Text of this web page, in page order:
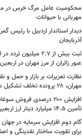
محکومیت عامل مرگ خرس در
مهربانی با حیوانات
دیدار استاندار اردبیل با رئیس
آذربایجان
عبور زائران از مرز مهران در اربعین
نظارت تعزیرات بر بازار و حمل و
مهران، ۲۸ پرونده تخلف تشکیل شد
افزایش ۲۰۰ درصدی فروش
تأمین ۱۴.۵ میلیارد دینار ارز اربعین در ایلام
گام دوم افزایش سرمایه در
برای تقویت ساختار نقدینگی و